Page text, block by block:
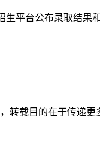
平台公布录取结果
转载目的在于传递